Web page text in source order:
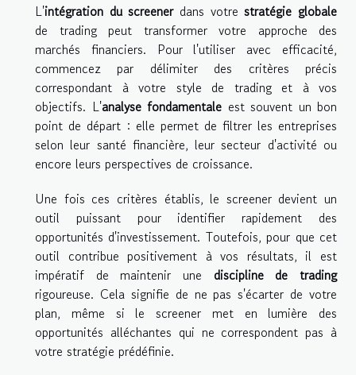
L'intégration du screenerdans votrestratégie globale
de trading peut transformer votre approche des
marchés financiers. Pour l'utiliser avec efficacité,
commencez par délimiter des critères précis
correspondant à votre style de trading et à vos
objectifs. L'analyse fondamentale est souvent un bon
point de départ : elle permet de filtrer les entreprises
selon leur santé financière, leur secteur d'activité ou
encore leurs perspectives de croissance.
Une fois ces critères établis, le screener devient un
outil puissant pour identifier rapidement des
opportunités d'investissement. Toutefois, pour que cet
outil contribue positivement à vos résultats, il est
impératif de maintenir une discipline de trading
rigoureuse. Cela signifie de ne pas s'écarter de votre
plan, même si le screener met en lumière des
opportunités alléchantes qui ne correspondent pas à
votre stratégie prédéfinie.